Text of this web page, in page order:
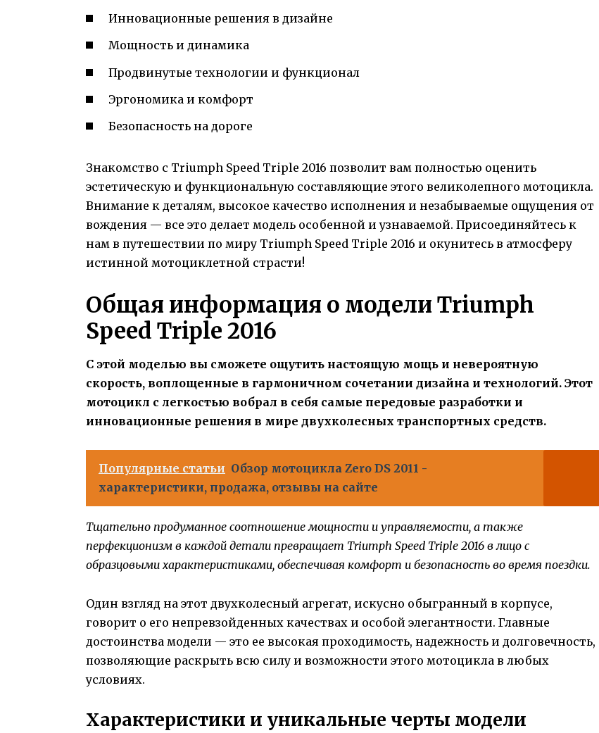
Инновационные решения в дизайне
Мощность и динамика
Продвинутые технологии и функционал
Эргономика и комфорт
Безопасность на дороге
Знакомство с Triumph Speed Triple 2016 позволит вам полностью оценить
эстетическую и функциональную составляющие этого великолепного мотоцикла.
Внимание к деталям, высокое качество исполнения и незабываемые ощущения от
вождения — все это делает модель особенной и узнаваемой. Присоединяйтесь к
нам в путешествии по миру Triumph Speed Triple 2016 и окунитесь в атмосферу
истинной мотоциклетной страсти!
Общая информация о модели Triumph
Speed Triple 2016
С этой моделью вы сможете ощутить настоящую мощь и невероятную
скорость, воплощенные в гармоничном сочетании дизайна и технологий. Этот
мотоцикл с легкостью вобрал в себя самые передовые разработки и
инновационные решения в мире двухколесных транспортных средств.
Популярные статьи Обзор мотоцикла Zero DS 2011 -
характеристики, продажа, отзывы на сайте
Тщательно продуманное соотношение мощности и управляемости, а также
перфекционизм в каждой детали превращает Triumph Speed Triple 2016 в лицо с
образцовыми характеристиками, обеспечивая комфорт и безопасность во время поездки.
Один взгляд на этот двухколесный агрегат, искусно обыгранный в корпусе,
говорит о его непревзойденных качествах и особой элегантности. Главные
достоинства модели — это ее высокая проходимость, надежность и долговечность,
позволяющие раскрыть всю силу и возможности этого мотоцикла в любых
условиях.
Характеристики и уникальные черты модели